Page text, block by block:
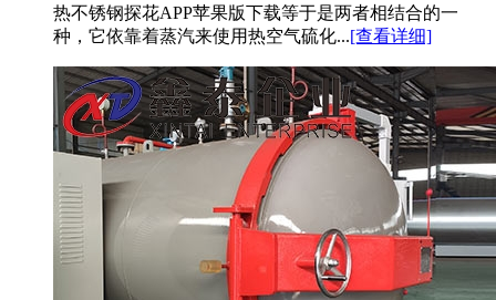
热不锈钢探花APP苹果版下载等于是两者相结合的一
种，它依靠着蒸汽来使用热空气硫化...[查看详细]